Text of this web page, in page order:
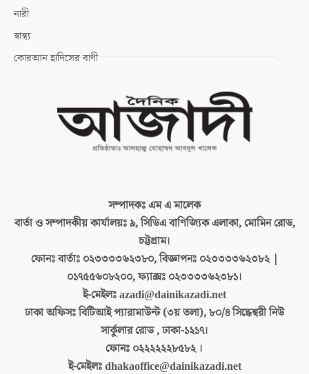
নারী
স্বাস্থ্য
কোরআন হাদিসের বাণী
সম্পাদকঃএম এ মালেক
বার্তা ও সম্পাদকীয় কার্যালয়ঃ৯, সিডিএ বাণিজ্যিক এলাকা, মোমিন রোড,
চট্টগ্রাম।
ফোনঃ বার্তাঃ ০২৩৩৩৩৬২৩৮০, বিজ্ঞাপনঃ ০২৩৩৩৩৬২৩৮২ |
০১৭৫৫৬০৮২০০, ফ্যাক্সঃ ০২৩৩৩৩৬২৩৮১।
ই-মেইলঃazadi@dainikazadi.net
ঢাকা অফিসঃবিটিআই প্যারামাউন্ট (৩য় তলা), ৮০/৪ সিদ্ধেশ্বরী নিউ
সার্কুলার রোড , ঢাকা-১২১৭।
ফোনঃ ০২২২২২২৮৫৮২ ।
ই-মেইলঃdhakaoffice@dainikazadi.net